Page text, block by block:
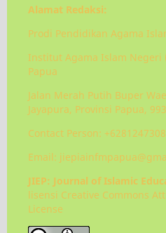
Alamat Redaksi:
Prodi Pendidikan Agama
Institut Agama Islam Negeri
Papua
Jalan Merah Putih Buper
Jayapura, Provinsi Papua,
Contact Person:
Email:
JIEP: Journal of Islamic
lisensi Creative Commons
License